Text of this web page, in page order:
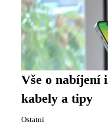
Vše o nabíjení
kabely a tipy
Ostatní